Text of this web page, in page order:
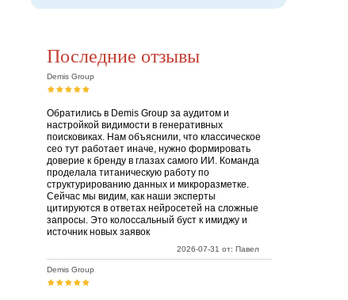
Последние отзывы
Demis Group
Обратились в Demis Group за аудитом и
настройкой видимости в генеративных
поисковиках. Нам объяснили, что классическое
сео тут работает иначе, нужно формировать
доверие к бренду в глазах самого ИИ. Команда
проделала титаническую работу по
структурированию данных и микроразметке.
Сейчас мы видим, как наши эксперты
цитируются в ответах нейросетей на сложные
запросы. Это колоссальный буст к имиджу и
источник новых заявок
2026-07-31 от: Павел
Demis Group